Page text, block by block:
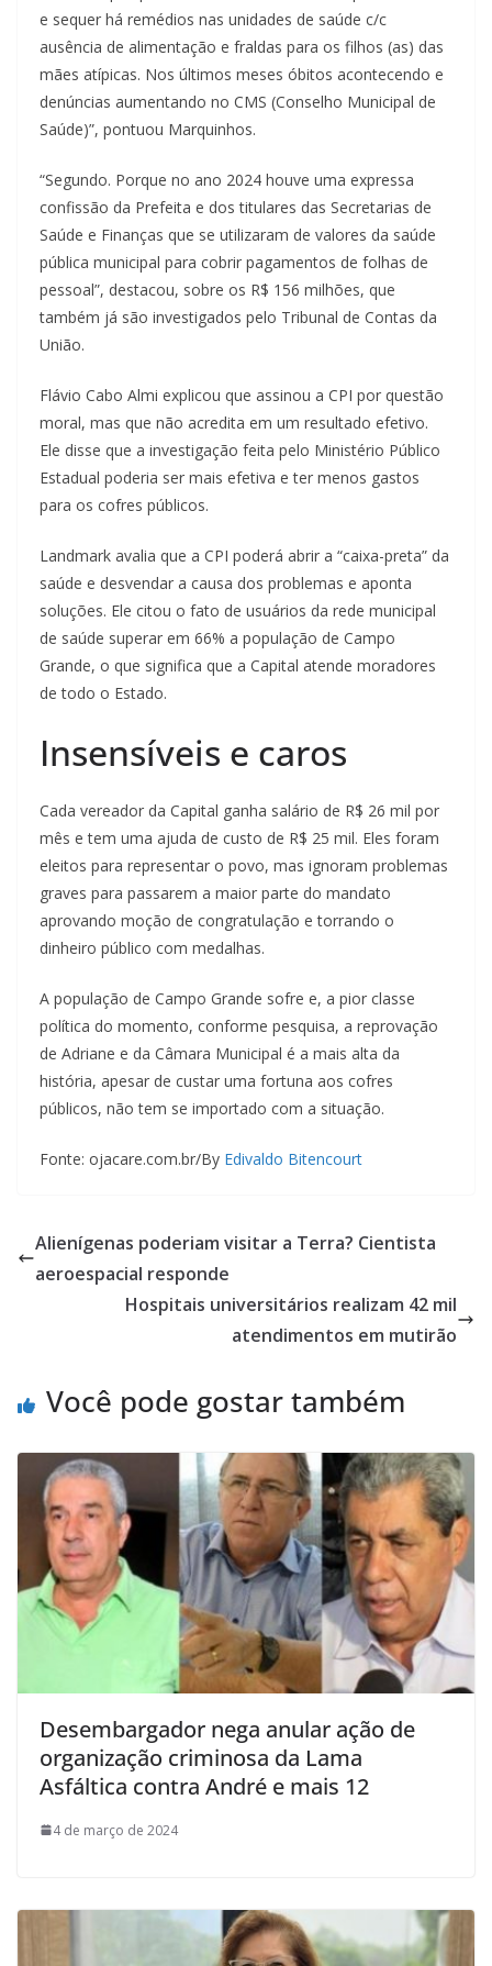
e sequer há remédios nas unidades de saúde c/c
ausência de alimentação e fraldas para os filhos (as) das
mães atípicas. Nos últimos meses óbitos acontecendo e
denúncias aumentando no CMS (Conselho Municipal de
Saúde)”, pontuou Marquinhos.
“Segundo. Porque no ano 2024 houve uma expressa
confissão da Prefeita e dos titulares das Secretarias de
Saúde e Finanças que se utilizaram de valores da saúde
pública municipal para cobrir pagamentos de folhas de
pessoal”, destacou, sobre os R$ 156 milhões, que
também já são investigados pelo Tribunal de Contas da
União.
Flávio Cabo Almi explicou que assinou a CPI por questão
moral, mas que não acredita em um resultado efetivo.
Ele disse que a investigação feita pelo Ministério Público
Estadual poderia ser mais efetiva e ter menos gastos
para os cofres públicos.
Landmark avalia que a CPI poderá abrir a “caixa-preta” da
saúde e desvendar a causa dos problemas e aponta
soluções. Ele citou o fato de usuários da rede municipal
de saúde superar em 66% a população de Campo
Grande, o que significa que a Capital atende moradores
de todo o Estado.
Insensíveis e caros
Cada vereador da Capital ganha salário de R$ 26 mil por
mês e tem uma ajuda de custo de R$ 25 mil. Eles foram
eleitos para representar o povo, mas ignoram problemas
graves para passarem a maior parte do mandato
aprovando moção de congratulação e torrando o
dinheiro público com medalhas.
A população de Campo Grande sofre e, a pior classe
política do momento, conforme pesquisa, a reprovação
de Adriane e da Câmara Municipal é a mais alta da
história, apesar de custar uma fortuna aos cofres
públicos, não tem se importado com a situação.
Fonte: ojacare.com.br/By Edivaldo Bitencourt
Alienígenas poderiam visitar a Terra? Cientista
aeroespacial responde
Hospitais universitários realizam 42 mil
atendimentos em mutirão
Você pode gostar também
Desembargador nega anular ação de
organização criminosa da Lama
Asfáltica contra André e mais 12
4 de março de 2024